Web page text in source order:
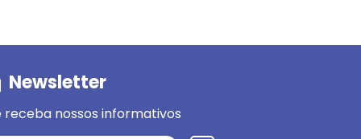
Newsletter
nossos informativos